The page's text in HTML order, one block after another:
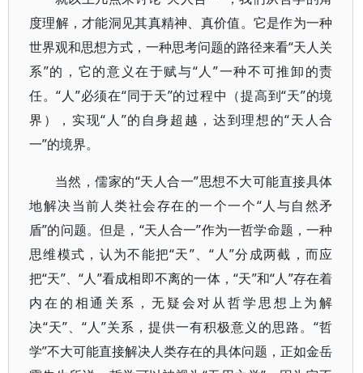
度理解，才能洞见其真精神、真价值。它是作为一种
世界观和思想方式，一种思考问题的路径来看“天人关
系”的，它的意义在于赋与“人”一种不可推卸的责
任。“人”必须在“同于天”的过程中（提高到“天”的境
界），实现“人”的自身超越，达到理想的“天人合
一”的境界。
当然，儒家的“天人合一”思想不大可能直接具体
地解决当前人类社会存在的一个一个“人与自然矛
盾”的问题。但是，“天人合一”作为一哲学命题，一种
思维模式，认为不能把“天”、“人”分成两截，而应
把“天”、“人”看成相即不离的一体，“天”和“人”存在着
内在的相通关系，无疑会对从哲学思想上为解
决“天”、“人”关系，提供一有积极意义的思路。“哲
学”不大可能直接解决人类存在的具体问题，正如金岳